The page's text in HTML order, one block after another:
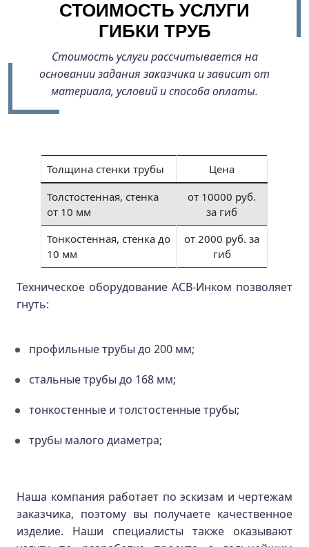
СТОИМОСТЬ УСЛУГИ
ГИБКИ ТРУБ
Стоимость услуги рассчитывается на
основании задания заказчика и зависит от
материала, условий и способа оплаты.
Толщина стенки трубы
Цена
Толстостенная, стенка
от 10 мм
от 10000 руб.
за гиб
Тонкостенная, стенка до
10 мм
от 2000 руб. за
гиб
Техническое оборудование АСВ-Инком позволяет
гнуть:
профильные трубы до 200 мм;
стальные трубы до 168 мм;
тонкостенные и толстостенные трубы;
трубы малого диаметра;
Наша компания работает по эскизам и чертежам
заказчика, поэтому вы получаете качественное
изделие. Наши специалисты также оказывают